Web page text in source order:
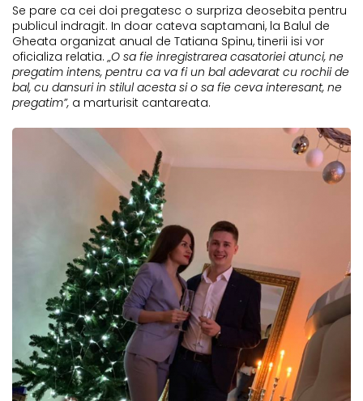
Se pare ca cei doi pregatesc o surpriza deosebita pentru
publicul indragit. In doar cateva saptamani, la Balul de
Gheata organizat anual de Tatiana Spinu, tinerii isi vor
oficializa relatia. „O sa fie inregistrarea casatoriei atunci, ne
pregatim intens, pentru ca va fi un bal adevarat cu rochii de
bal, cu dansuri in stilul acesta si o sa fie ceva interesant, ne
pregatim”, a marturisit cantareata.